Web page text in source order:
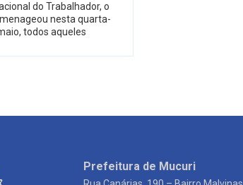
do Trabalhador, o
nesta quarta-
todos aqueles
Prefeitura de Mucuri